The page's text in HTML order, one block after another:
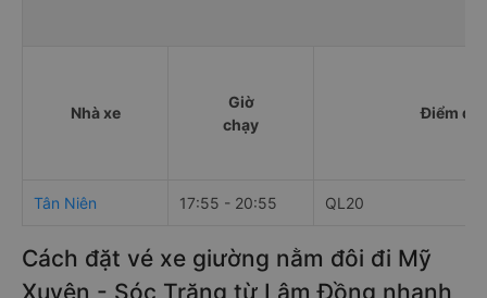
Nhà xe
Giờ
chạy
Điểm đi
Tân Niên 17:55 - 20:55 QL20
Cách đặt vé xe giường nằm đôi đi Mỹ
Xuyên - Sóc Trăng từ Lâm Đồng nhanh